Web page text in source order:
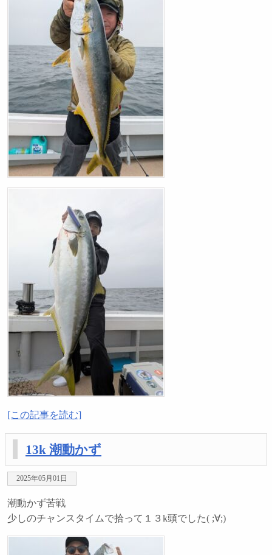
[この記事を読む]
13k 潮動かず
2025年05月01日
潮動かず苦戦
少しのチャンスタイムで拾って１３k頭でした( ;∀;)